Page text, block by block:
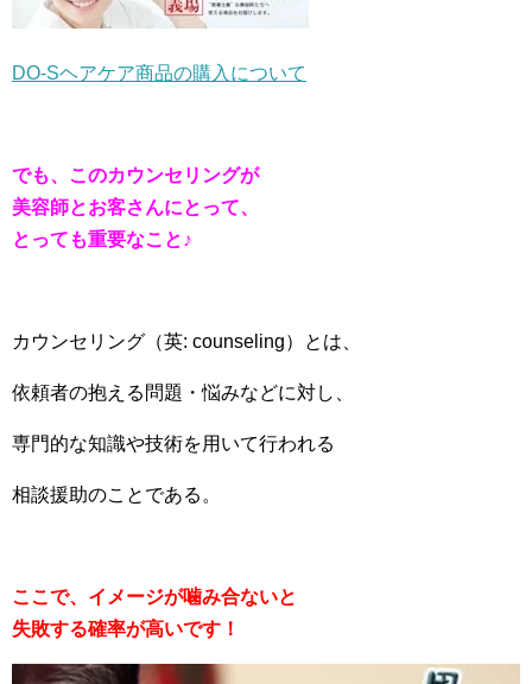
DO-Sヘアケア商品の購入について
でも、このカウンセリングが
美容師とお客さんにとって、
とっても重要なこと♪
カウンセリング（英: counseling）とは、
依頼者の抱える問題・悩みなどに対し、
専門的な知識や技術を用いて行われる
相談援助のことである。
ここで、イメージが噛み合ないと
失敗する確率が高いです！